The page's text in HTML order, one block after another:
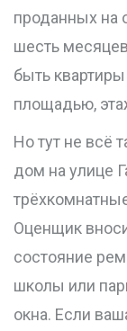
проданных на
шесть
быть
площадью,
Но тут не всё
дом на улице
Оценщик
состояние
школы или
окна. Если